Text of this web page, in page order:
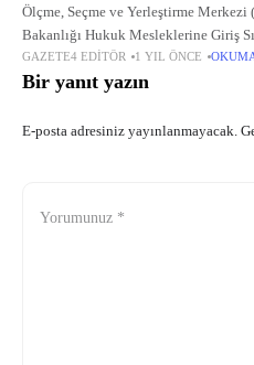
Ölçme, Seçme ve Yerleştirme Merkezi
Bakanlığı Hukuk Mesleklerine Giriş
yapıldı.27/04/2025 13:40© TRT
GAZETE4 EDITÖR 1 YIL ÖNCE
Bir yanıt yazın
E-posta adresiniz yayınlanmayacak.